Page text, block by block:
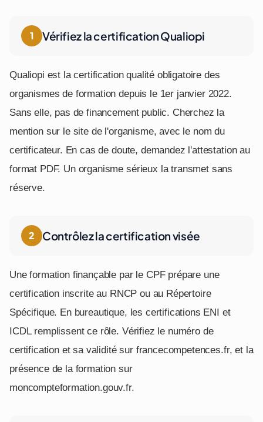
Vérifiez la certification Qualiopi
Qualiopi est la certification qualité obligatoire des
organismes de formation depuis le 1er janvier 2022.
Sans elle, pas de financement public. Cherchez la
mention sur le site de l'organisme, avec le nom du
certificateur. En cas de doute, demandez l'attestation au
format PDF. Un organisme sérieux la transmet sans
réserve.
Contrôlez la certification visée
Une formation finançable par le CPF prépare une
certification inscrite au RNCP ou au Répertoire
Spécifique. En bureautique, les certifications ENI et
ICDL remplissent ce rôle. Vérifiez le numéro de
certification et sa validité sur francecompetences.fr, et la
présence de la formation sur
moncompteformation.gouv.fr.